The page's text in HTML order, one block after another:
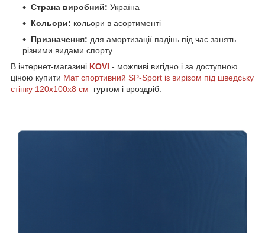
Страна виробний: Україна
Кольори: кольори в асортименті
Призначення: для амортизації падінь під час занять
різними видами спорту
В інтернет-магазині KOVI - можливі вигідно і за доступною
ціною купити Мат спортивний SP-Sport із вирізом під шведську
стінку 120x100x8 см
гуртом і вроздріб.